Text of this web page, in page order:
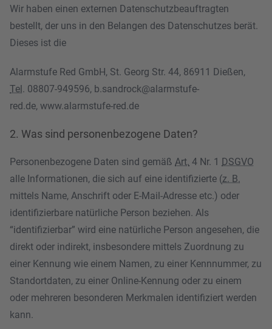
Wir haben einen externen Datenschutzbeauftragten
bestellt, der uns in den Belangen des Datenschutzes berät.
Dieses ist die
Alarmstufe Red GmbH, St. Georg Str. 44, 86911 Dießen,
Tel. 08807-949596, b.sandrock@alarmstufe-
red.de, www.alarmstufe-red.de
2. Was sind personenbezogene Daten?
Personenbezogene Daten sind gemäß Art. 4 Nr. 1 DSGVO
alle Informationen, die sich auf eine identifizierte (z. B.
mittels Name, Anschrift oder E-Mail-Adresse etc.) oder
identifizierbare natürliche Person beziehen. Als
“identifizierbar” wird eine natürliche Person angesehen, die
direkt oder indirekt, insbesondere mittels Zuordnung zu
einer Kennung wie einem Namen, zu einer Kennnummer, zu
Standortdaten, zu einer Online-Kennung oder zu einem
oder mehreren besonderen Merkmalen identifiziert werden
kann.